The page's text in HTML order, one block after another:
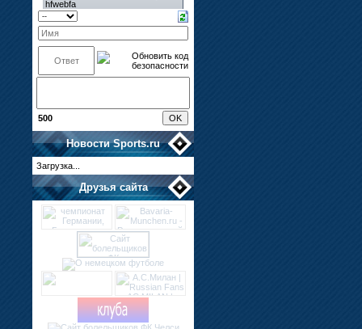
500
НовостиSports.ru
Загрузка...
Друзья сайта